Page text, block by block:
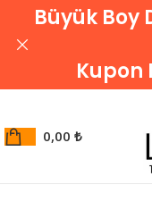
0,00 ₺
Büyük Boy
Kupon